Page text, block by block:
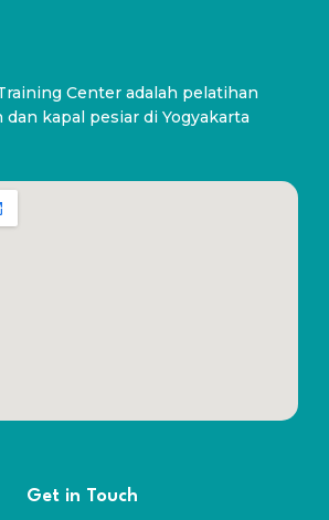
Center adalah pelatihan
kapal pesiar di Yogyakarta
Get in Touch